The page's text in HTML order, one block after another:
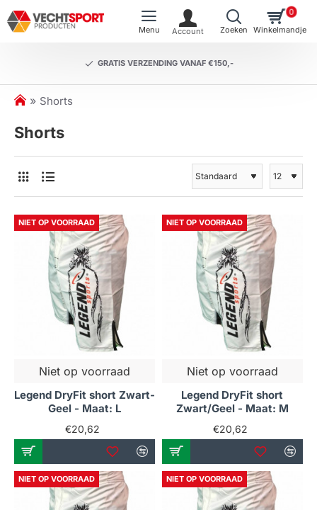
GRATIS VERZENDING VANAF €150,-
0
h
m
Shorts
Shorts
NIET OP VOORRAAD
Niet op voorraad
Legend DryFit short Zwart-
Geel - Maat: L
€20,62
NIET OP VOORRAAD
Niet op voorraad
Legend DryFit short
Zwart/Geel - Maat: M
€20,62
NIET OP VOORRAAD NIET OP VOORRAAD